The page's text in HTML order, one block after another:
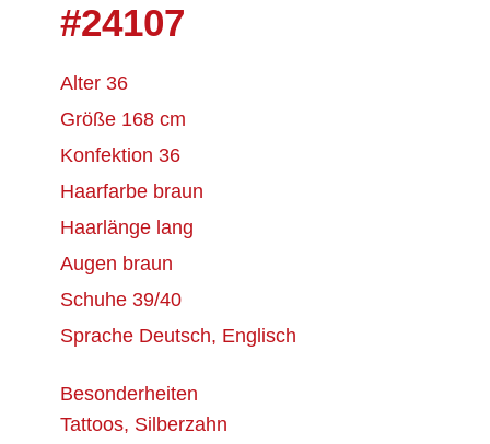
#24107
Alter 36
Größe 168 cm
Konfektion 36
Haarfarbe braun
Haarlänge lang
Augen braun
Schuhe 39/40
Sprache Deutsch, Englisch
Besonderheiten
Tattoos, Silberzahn